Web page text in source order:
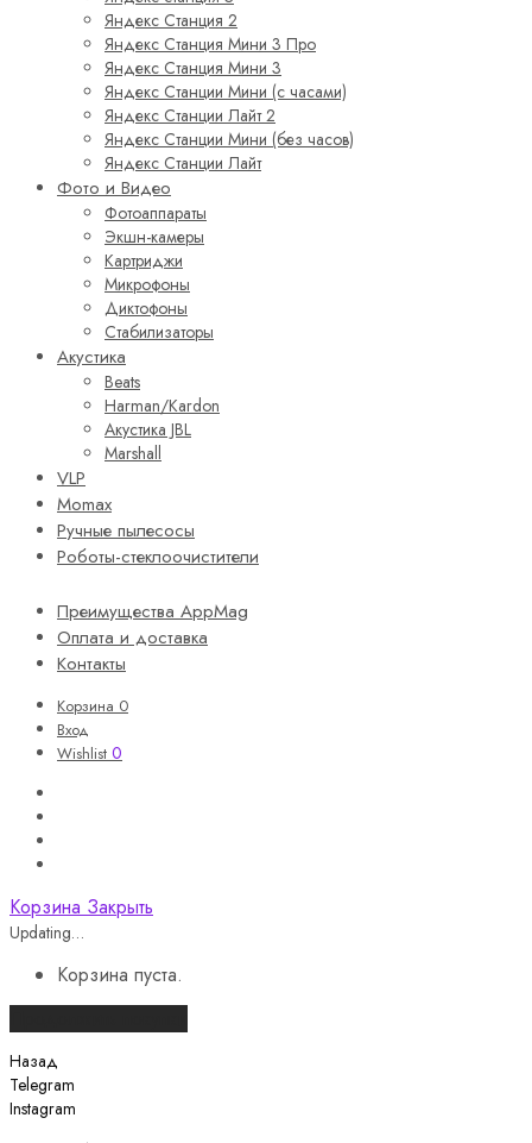
Яндекс Станция 2
Яндекс Станция Мини 3 Про
Яндекс Станция Мини 3
Яндекс Станции Мини (с часами)
Яндекс Станции Лайт 2
Яндекс Станции Мини (без часов)
Яндекс Станции Лайт
Фото и Видео
Фотоаппараты
Экшн-камеры
Картриджи
Микрофоны
Диктофоны
Стабилизаторы
Акустика
Beats
Harman/Kardon
Акустика JBL
Marshall
VLP
Momax
Ручные пылесосы
Роботы-стеклоочистители
Преимущества AppMag
Оплата и доставка
Контакты
Корзина 0
Вход
Wishlist 0
Корзина Закрыть
Updating…
Корзина пуста.
Назад
Telegram
Instagram